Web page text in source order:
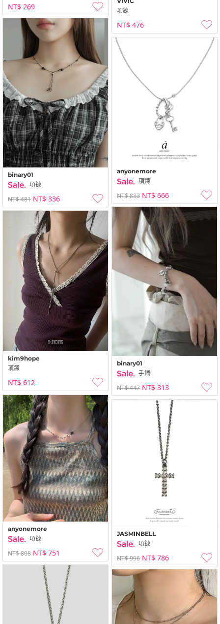
NT$ 269 項鍊
NT$ 476
binary01
項鍊
NT$ 481 NT$ 336
anyonemore
項鍊
NT$ 833 NT$ 666
binary01
手鐲
NT$ 447 NT$ 313
kim9hope
項鍊
NT$ 612
anyonemore
項鍊
NT$ 808 NT$ 751
JASMINBELL
項鍊
NT$ 996 NT$ 786